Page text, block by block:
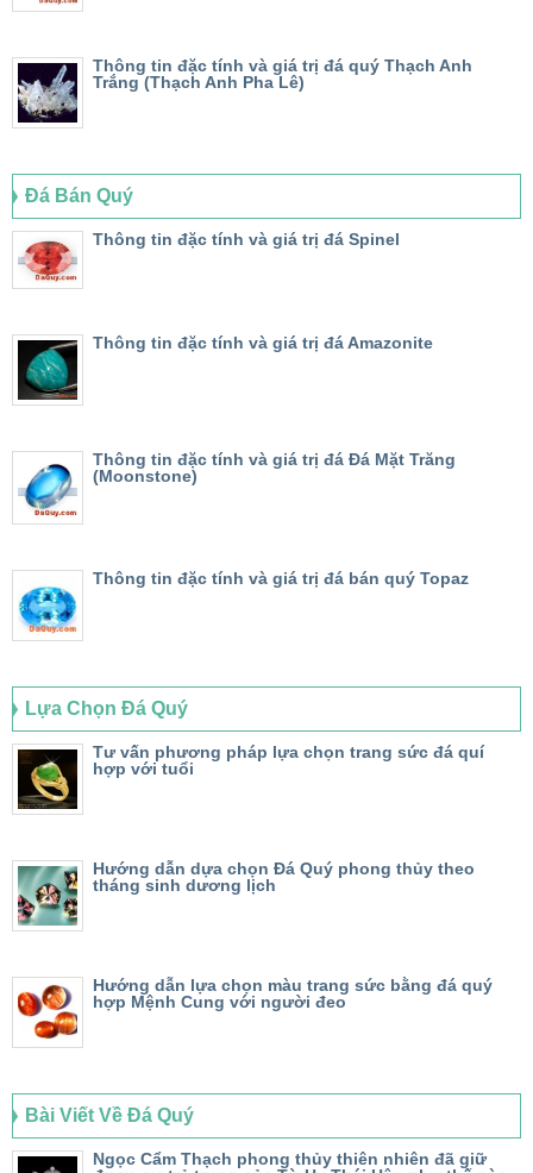
Thông tin đặc tính và giá trị đá quý Thạch Anh
Trắng (Thạch Anh Pha Lê)
Đá Bán Quý
Thông tin đặc tính và giá trị đá Spinel
Thông tin đặc tính và giá trị đá Amazonite
Thông tin đặc tính và giá trị đá Đá Mặt Trăng
(Moonstone)
Thông tin đặc tính và giá trị đá bán quý Topaz
Lựa Chọn Đá Quý
Tư vấn phương pháp lựa chọn trang sức đá quí
hợp với tuổi
Hướng dẫn dựa chọn Đá Quý phong thủy theo
tháng sinh dương lịch
Hướng dẫn lựa chọn màu trang sức bằng đá quý
hợp Mệnh Cung với người đeo
Bài Viết Về Đá Quý
Ngọc Cẩm Thạch phong thủy thiên nhiên đã giữ